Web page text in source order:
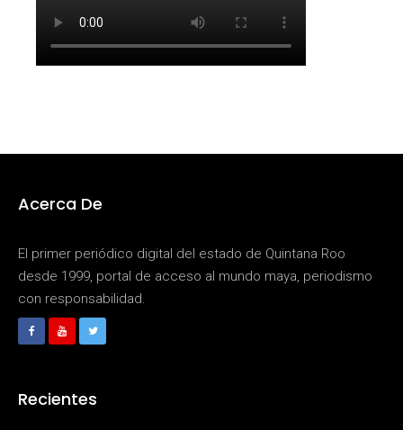
Acerca De
El primer periódico digital del estado de Quintana Roo
desde 1999, portal de acceso al mundo maya, periodismo
con responsabilidad.
Recientes